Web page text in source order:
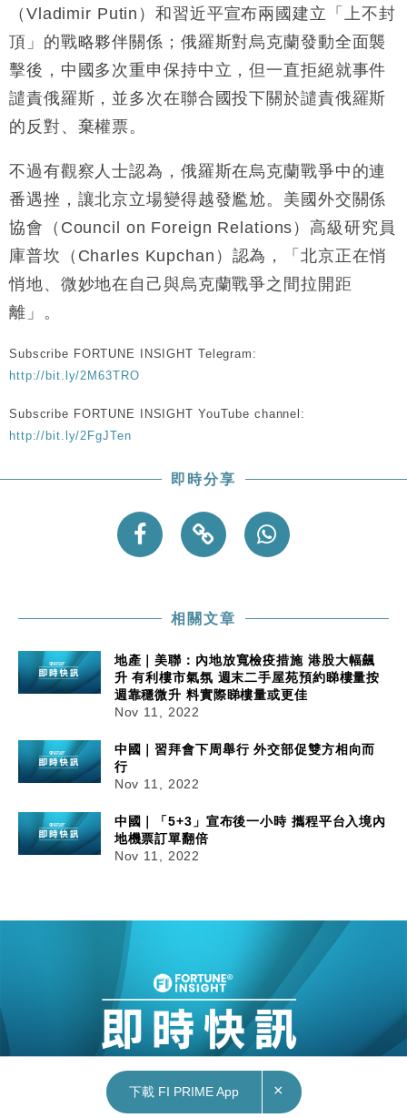
（Vladimir Putin）和習近平宣布兩國建立「上不封
頂」的戰略夥伴關係；俄羅斯對烏克蘭發動全面襲
擊後，中國多次重申保持中立，但一直拒絕就事件
譴責俄羅斯，並多次在聯合國投下關於譴責俄羅斯
的反對、棄權票。
不過有觀察人士認為，俄羅斯在烏克蘭戰爭中的連
番遇挫，讓北京立場變得越發尷尬。美國外交關係
協會（Council on Foreign Relations）高級研究員
庫普坎（Charles Kupchan）認為，「北京正在悄
悄地、微妙地在自己與烏克蘭戰爭之間拉開距
離」。
Subscribe FORTUNE INSIGHT Telegram:
http://bit.ly/2M63TRO
Subscribe FORTUNE INSIGHT YouTube channel:
http://bit.ly/2FgJTen
即時分享
相關文章
地產｜美聯：內地放寬檢疫措施 港股大幅飆
升 有利樓市氣氛 週末二手屋苑預約睇樓量按
週靠穩微升 料實際睇樓量或更佳
Nov 11, 2022
中國｜習拜會下周舉行 外交部促雙方相向而
行
Nov 11, 2022
中國｜「5+3」宣布後一小時 攜程平台入境內
地機票訂單翻倍
Nov 11, 2022
下載 FI PRIME App ×